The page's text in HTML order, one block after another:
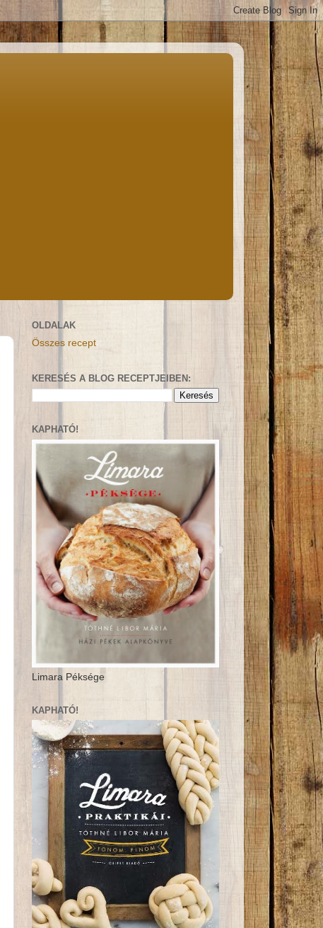
OLDALAK
Összes recept
KERESÉS A BLOG RECEPTJEIBEN:
KAPHATÓ!
Limara Péksége
KAPHATÓ!